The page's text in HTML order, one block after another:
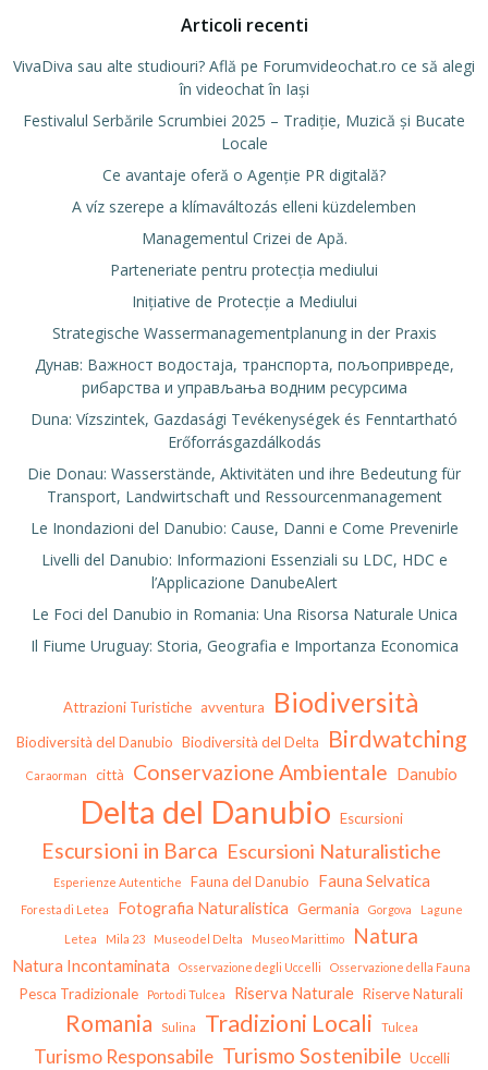
Articoli recenti
VivaDiva sau alte studiouri? Află pe Forumvideochat.ro ce să alegi
în videochat în Iași
Festivalul Serbările Scrumbiei 2025 – Tradiție, Muzică și Bucate
Locale
Ce avantaje oferă o Agenție PR digitală?
A víz szerepe a klímaváltozás elleni küzdelemben
Managementul Crizei de Apă.
Parteneriate pentru protecția mediului
Inițiative de Protecție a Mediului
Strategische Wassermanagementplanung in der Praxis
Дунав: Важност водостаја, транспорта, пољопривреде,
рибарства и управљања водним ресурсима
Duna: Vízszintek, Gazdasági Tevékenységek és Fenntartható
Erőforrásgazdálkodás
Die Donau: Wasserstände, Aktivitäten und ihre Bedeutung für
Transport, Landwirtschaft und Ressourcenmanagement
Le Inondazioni del Danubio: Cause, Danni e Come Prevenirle
Livelli del Danubio: Informazioni Essenziali su LDC, HDC e
l’Applicazione DanubeAlert
Le Foci del Danubio in Romania: Una Risorsa Naturale Unica
Il Fiume Uruguay: Storia, Geografia e Importanza Economica
Attrazioni Turistiche avventura Biodiversità
Biodiversità del Danubio Biodiversità del Delta Birdwatching
Caraorman città Conservazione Ambientale Danubio
Delta del Danubio Escursioni
Escursioni in Barca Escursioni Naturalistiche
Esperienze Autentiche Fauna del Danubio Fauna Selvatica
Foresta di Letea Fotografia Naturalistica Germania Gorgova Lagune
Letea Mila 23 Museo del Delta Museo Marittimo Natura
Natura Incontaminata Osservazione degli Uccelli Osservazione della Fauna
Pesca Tradizionale Porto di Tulcea Riserva Naturale Riserve Naturali
Romania Sulina Tradizioni Locali Tulcea
Turismo Responsabile Turismo Sostenibile Uccelli